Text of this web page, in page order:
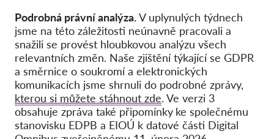
Podrobná právní analýza.V uplynulých týdnech
jsme na této záležitosti neúnavně pracovali a
snažili se provést hloubkovou analýzu všech
relevantních změn. Naše zjištění týkající se GDPR
a směrnice o soukromí a elektronických
komunikacích jsme shrnuli do podrobné zprávy,
kterou si můžete stáhnout zde. Ve verzi 3
obsahuje zpráva také připomínky ke společnému
stanovisku EDPB a EIOÚ k datové části Digital